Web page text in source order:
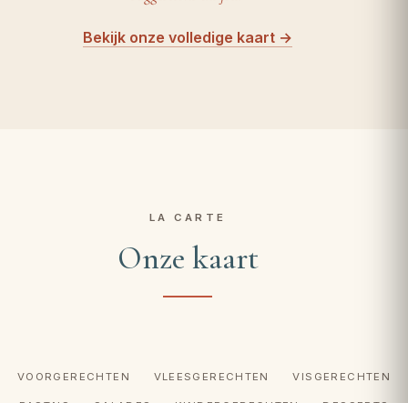
Bekijk onze volledige kaart →
LA CARTE
Onze kaart
VOORGERECHTEN VLEESGERECHTEN VISGERECHTEN